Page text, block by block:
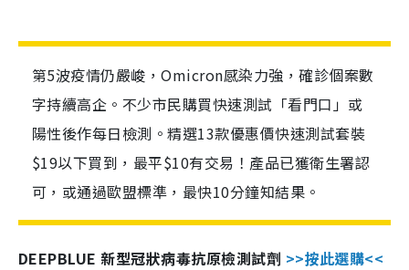
第5波疫情仍嚴峻，Omicron感染力強，確診個案數
字持續高企。不少市民購買快速測試「看門口」或
陽性後作每日檢測。精選13款優惠價快速測試套裝
$19以下買到，最平$10有交易！產品已獲衛生署認
可，或通過歐盟標準，最快10分鐘知結果。
DEEPBLUE 新型冠狀病毒抗原檢測試劑 >>按此選購<<